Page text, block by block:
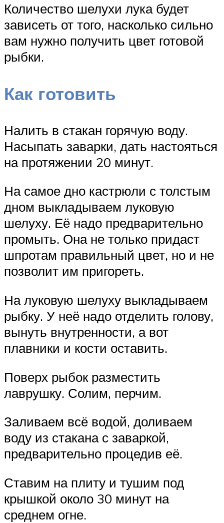
Количество шелухи лука будет
зависеть от того, насколько сильно
вам нужно получить цвет готовой
рыбки.
Как готовить
Налить в стакан горячую воду.
Насыпать заварки, дать настояться
на протяжении 20 минут.
На самое дно кастрюли с толстым
дном выкладываем луковую
шелуху. Её надо предварительно
промыть. Она не только придаст
шпротам правильный цвет, но и не
позволит им пригореть.
На луковую шелуху выкладываем
рыбку. У неё надо отделить голову,
вынуть внутренности, а вот
плавники и кости оставить.
Поверх рыбок разместить
лаврушку. Солим, перчим.
Заливаем всё водой, доливаем
воду из стакана с заваркой,
предварительно процедив её.
Ставим на плиту и тушим под
крышкой около 30 минут на
среднем огне.